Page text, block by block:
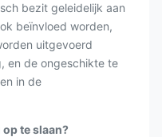
bezit geleidelijk aan
beïnvloed worden,
uitgevoerd
en de ongeschikte te
in de
te slaan?